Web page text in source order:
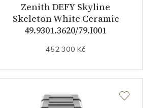
Zenith DEFY Skyline
Skeleton White Ceramic
49.9301.3620/79.I001
452 300 Kč